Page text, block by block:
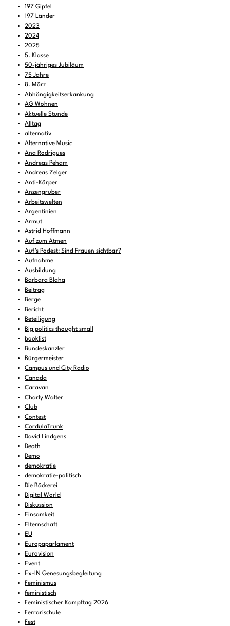
197 Gipfel
197 Länder
2023
2024
2025
5. Klasse
50-jähriges Jubiläum
75 Jahre
8. März
Abhängigkeitserkankung
AG Wohnen
Aktuelle Stunde
Alltag
alternativ
Alternative Music
Ana Rodrigues
Andreas Peham
Andreas Zelger
Anti-Körper
Anzengruber
Arbeitswelten
Argentinien
Armut
Astrid Hoffmann
Auf zum Atmen
Auf's Podest: Sind Frauen sichtbar?
Aufnahme
Ausbildung
Barbara Blaha
Beitrag
Berge
Bericht
Beteiligung
Big politics thought small
booklist
Bundeskanzler
Bürgermeister
Campus und City Radio
Canada
Caravan
Charly Walter
Club
Contest
CordulaTrunk
David Lindgens
Death
Demo
demokratie
demokratie-politisch
Die Bäckerei
Digital World
Diskussion
Einsamkeit
Elternschaft
EU
Europaparlament
Eurovision
Event
Ex-IN Genesungsbegleitung
Feminismus
feministisch
Feministischer Kampftag 2026
Ferrarischule
Fest